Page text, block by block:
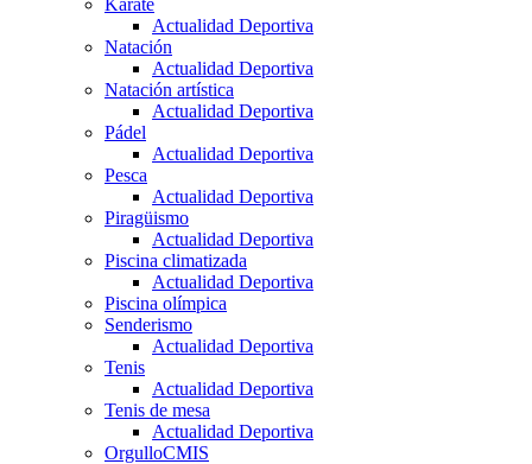
Kárate
Actualidad Deportiva
Natación
Actualidad Deportiva
Natación artística
Actualidad Deportiva
Pádel
Actualidad Deportiva
Pesca
Actualidad Deportiva
Piragüismo
Actualidad Deportiva
Piscina climatizada
Actualidad Deportiva
Piscina olímpica
Senderismo
Actualidad Deportiva
Tenis
Actualidad Deportiva
Tenis de mesa
Actualidad Deportiva
OrgulloCMIS